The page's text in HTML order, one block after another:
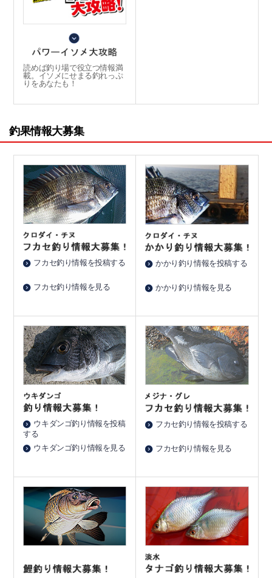
読めば釣り場で役立つ情報満
載。イソメにせまる釣れっぷ
りをあなたも！
釣果情報大募集
フカセ釣り情報を投稿する
フカセ釣り情報を見る
かかり釣り情報を投稿する
かかり釣り情報を見る
ウキダンゴ釣り情報を投稿
する
ウキダンゴ釣り情報を見る
フカセ釣り情報を投稿する
フカセ釣り情報を見る